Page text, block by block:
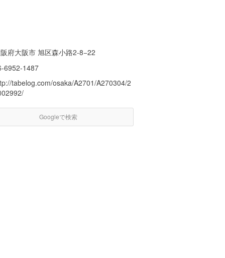
府大阪市 旭区森小路2-8−22
6952-1487
tabelog.com/osaka/A2701/A270304/2
Googleで検索